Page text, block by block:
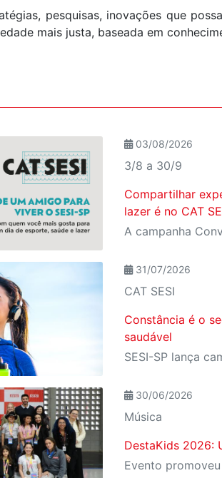
pesquisas, inovações que
mais justa, baseada em
03/08/2026
3/8 a 30/9
Compartilhar
lazer é no CAT
31/07/2026
CAT SESI
Constância é o
saudável
30/06/2026
Música
DestaKids 2026: